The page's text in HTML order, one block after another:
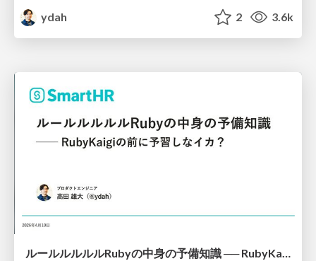
ydah
2 3.6k
ルールルルルルRubyの中身の予備知識 ── RubyKaigiの前に予習しなイカ？